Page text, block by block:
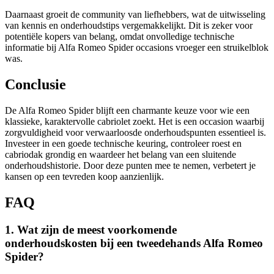
Daarnaast groeit de community van liefhebbers, wat de uitwisseling
van kennis en onderhoudstips vergemakkelijkt. Dit is zeker voor
potentiële kopers van belang, omdat onvolledige technische
informatie bij Alfa Romeo Spider occasions vroeger een struikelblok
was.
Conclusie
De Alfa Romeo Spider blijft een charmante keuze voor wie een
klassieke, karaktervolle cabriolet zoekt. Het is een occasion waarbij
zorgvuldigheid voor verwaarloosde onderhoudspunten essentieel is.
Investeer in een goede technische keuring, controleer roest en
cabriodak grondig en waardeer het belang van een sluitende
onderhoudshistorie. Door deze punten mee te nemen, verbetert je
kansen op een tevreden koop aanzienlijk.
FAQ
1. Wat zijn de meest voorkomende
onderhoudskosten bij een tweedehands Alfa Romeo
Spider?